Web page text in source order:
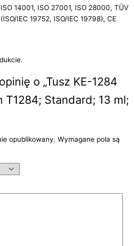
14001, ISO 27001, ISO 28000, TÜV
IEC 19752, ISO/IEC 19798), CE
o „Tusz KE-1284
T1284; Standard; 13 ml;
opublikowany. Wymagane pola są